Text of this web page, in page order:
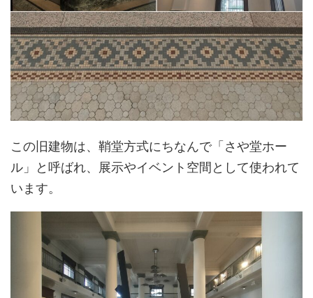
この旧建物は、鞘堂方式にちなんで「さや堂ホー
ル」と呼ばれ、展示やイベント空間として使われて
います。